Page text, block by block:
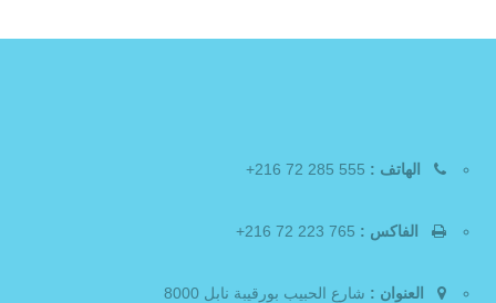
الهاتف :
الفاكس :
العنوان : شارع الحبيب بورقيبة نابل 8000